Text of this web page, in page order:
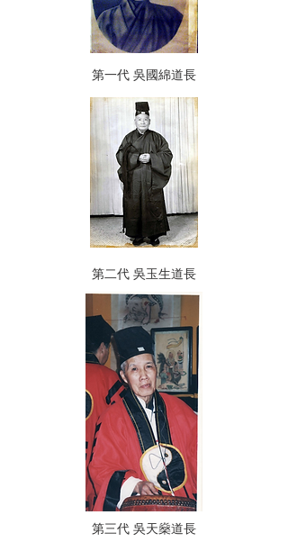
第一代 吳國綿道長
第二代 吳玉生道長
第三代 吳天燊道長